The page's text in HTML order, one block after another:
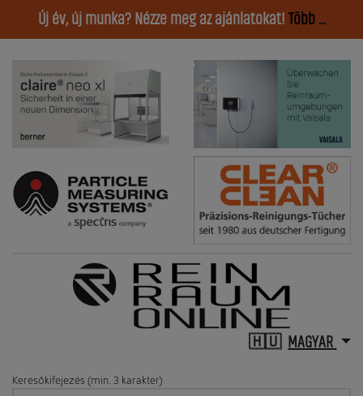
Új év, új munka? Nézze meg az ajánlatokat! Több ...
MAGYAR
Keresőkifejezés (min. 3 karakter)